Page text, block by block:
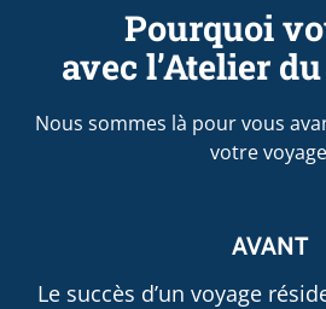
Pourquoi
avec l’Atelier
Nous sommes là pour vous
votre
AVANT
Le succès d’un voyage